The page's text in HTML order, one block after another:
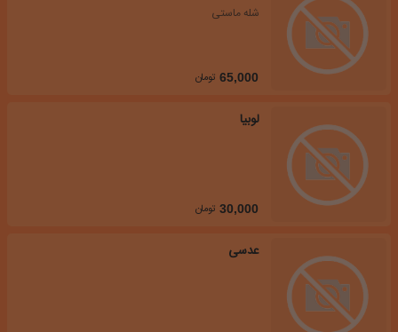
شله ماستی
65,000 تومان
لوبیا
30,000 تومان
عدسی